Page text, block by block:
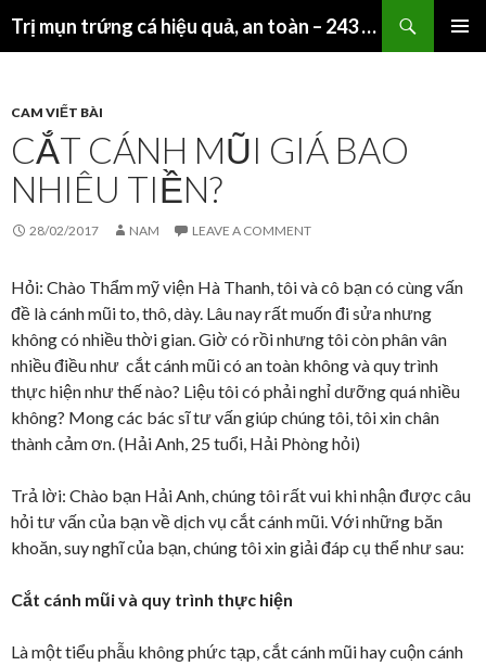
Trị mụn trứng cá hiệu quả, an toàn – 243 Giảng Võ – HN
CAM VIẾT BÀI
CẮT CÁNH MŨI GIÁ BAO
NHIÊU TIỀN?
28/02/2017 NAM LEAVE A COMMENT
Hỏi: Chào Thẩm mỹ viện Hà Thanh, tôi và cô bạn có cùng vấn
đề là cánh mũi to, thô, dày. Lâu nay rất muốn đi sửa nhưng
không có nhiều thời gian. Giờ có rồi nhưng tôi còn phân vân
nhiều điều như cắt cánh mũi có an toàn không và quy trình
thực hiện như thế nào? Liệu tôi có phải nghỉ dưỡng quá nhiều
không? Mong các bác sĩ tư vấn giúp chúng tôi, tôi xin chân
thành cảm ơn. (Hải Anh, 25 tuổi, Hải Phòng hỏi)
Trả lời: Chào bạn Hải Anh, chúng tôi rất vui khi nhận được câu
hỏi tư vấn của bạn về dịch vụ cắt cánh mũi. Với những băn
khoăn, suy nghĩ của bạn, chúng tôi xin giải đáp cụ thể như sau:
Cắt cánh mũi và quy trình thực hiện
Là một tiểu phẫu không phức tạp, cắt cánh mũi hay cuộn cánh